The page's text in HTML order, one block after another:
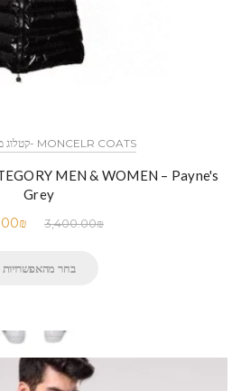
MONCELR COATS -קטלוג מעילים מונקלר
MEN & WOMEN – Payne's
Grey
3,400.00₪
₪
בחר מהאפשרויות